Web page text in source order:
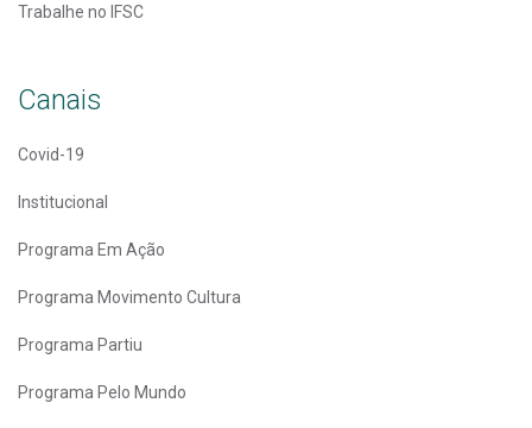
Trabalhe no IFSC
Canais
Covid-19
Institucional
Programa Em Ação
Programa Movimento Cultura
Programa Partiu
Programa Pelo Mundo